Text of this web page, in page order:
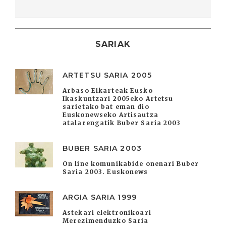
SARIAK
ARTETSU SARIA 2005
Arbaso Elkarteak Eusko
Ikaskuntzari 2005eko Artetsu
sarietako bat eman dio
Euskonewseko Artisautza
atalarengatik Buber Saria 2003
BUBER SARIA 2003
On line komunikabide onenari Buber
Saria 2003. Euskonews
ARGIA SARIA 1999
Astekari elektronikoari
Merezimenduzko Saria